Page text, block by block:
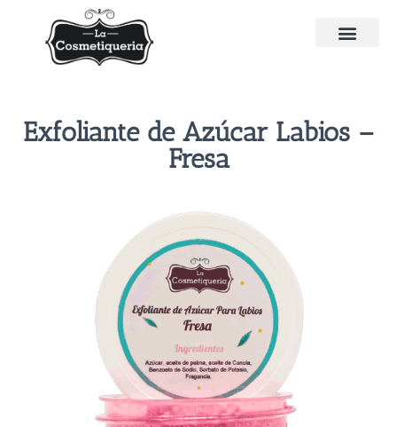
Exfoliante de Azúcar Labios –
Fresa